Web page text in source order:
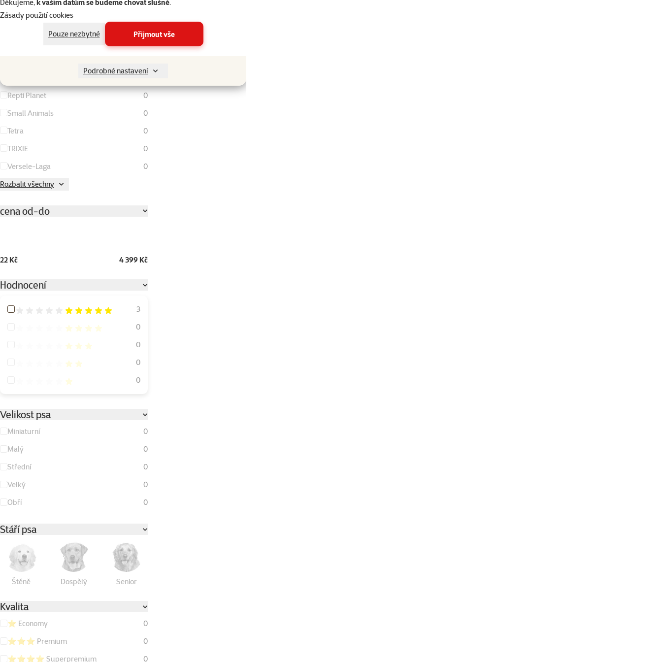
Děkujeme,k vašim datům se budeme chovat slušně.
Zásady použití cookies
Pouze nezbytné
Přijmout vše
Podrobné nastavení
Marlex
0
0
0
0
Repti Planet
0
Small Animals
0
Tetra
0
TRIXIE
0
Versele-Laga
0
Rozbalit všechny
cena od-do
22 Kč 4 399 Kč
Hodnocení
Hodnocení 100%
3
Hodnocení 80%
0
Hodnocení 60%
0
Hodnocení 40%
0
Hodnocení 20%
0
Velikost psa
Miniaturní
0
Malý
0
Střední
0
Velký
0
Obří
0
Stáří psa
Štěně Dospělý Senior
Kvalita
⭐ Economy
0
⭐⭐⭐ Premium
0
⭐⭐⭐⭐ Superpremium
0